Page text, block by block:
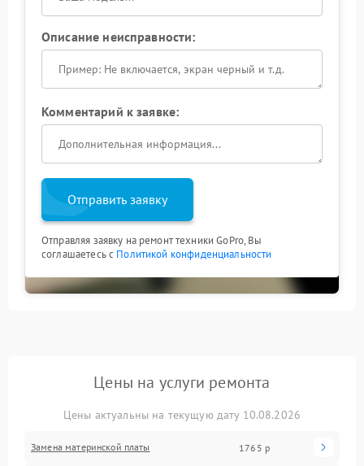
Описание неисправности:
Комментарий к заявке:
Отправить заявку
Отправляя заявку на ремонт техники GoPro, Вы
соглашаетесь с Политикой конфиденциальности
Цены на услуги ремонта
Цены актуальны на текущую дату 10.08.2026
Замена материнской платы 1765 р